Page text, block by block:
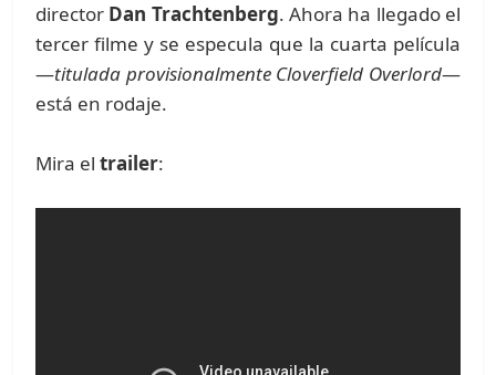
director Dan Trachtenberg. Ahora ha llegado el
tercer filme y se especula que la cuarta película
—titulada provisionalmente Cloverfield Overlord—
está en rodaje.
Mira eltrailer: